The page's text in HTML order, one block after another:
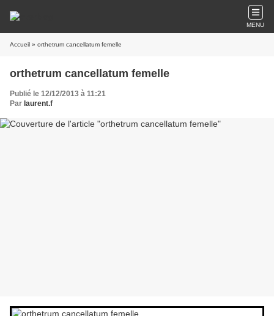
MENU
Accueil » orthetrum cancellatum femelle
orthetrum cancellatum femelle
Publié le 12/12/2013 à 11:21
Par laurent.f